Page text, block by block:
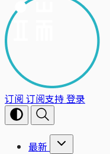
订阅 订阅支持登录
最新